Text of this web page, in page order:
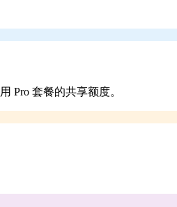
Pro 套餐的共享额度。